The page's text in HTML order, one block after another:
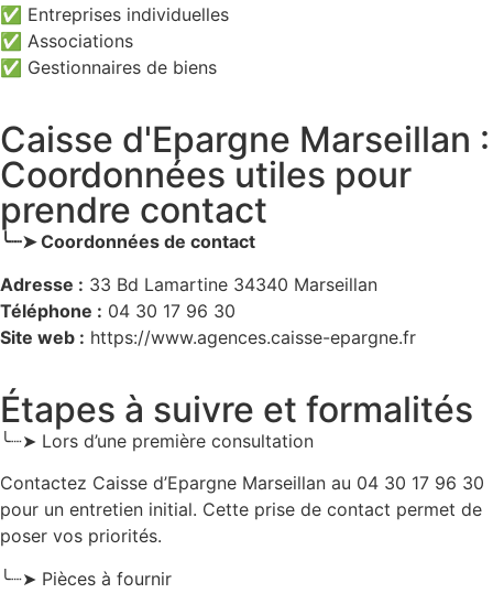
✅ Entreprises individuelles
✅ Associations
✅ Gestionnaires de biens
Caisse d'Epargne Marseillan :
Coordonnées utiles pour
prendre contact
╰┈➤ Coordonnées de contact
Adresse : 33 Bd Lamartine 34340 Marseillan
Téléphone : 04 30 17 96 30
Site web : https://www.agences.caisse-epargne.fr
Étapes à suivre et formalités
╰┈➤ Lors d’une première consultation
Contactez Caisse d’Epargne Marseillan au 04 30 17 96 30
pour un entretien initial. Cette prise de contact permet de
poser vos priorités.
╰┈➤ Pièces à fournir